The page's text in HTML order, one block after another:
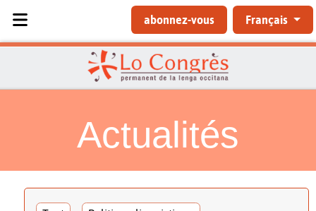
abonnez-vous Français
Actualités